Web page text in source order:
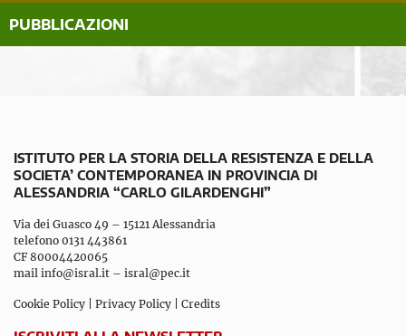
PUBBLICAZIONI
ISTITUTO PER LA STORIA DELLA RESISTENZA E DELLA
SOCIETA’ CONTEMPORANEA IN PROVINCIA DI
ALESSANDRIA “CARLO GILARDENGHI”
Via dei Guasco 49 – 15121 Alessandria
telefono 0131 443861
CF 80004420065
mail info@isral.it – isral@pec.it
Cookie Policy Privacy Policy Credits